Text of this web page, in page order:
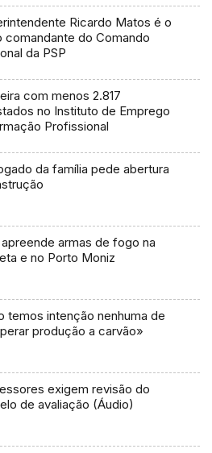
Ricardo Matos é o
comandante do Comando
da PSP
com menos 2.817
no Instituto de Emprego
Profissional
da família pede abertura
apreende armas de fogo na
e no Porto Moniz
temos intenção nenhuma de
produção a carvão»
exigem revisão do
de avaliação (Áudio)